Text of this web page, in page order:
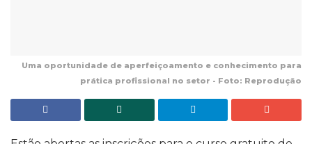
Uma oportunidade de aperfeiçoamento e conhecimento para
prática profissional no setor - Foto: Reprodução